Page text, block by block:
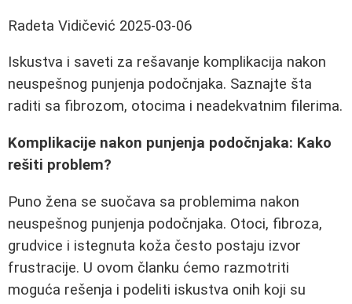
Radeta Vidičević 2025-03-06
Iskustva i saveti za rešavanje komplikacija nakon
neuspešnog punjenja podočnjaka. Saznajte šta
raditi sa fibrozom, otocima i neadekvatnim filerima.
Komplikacije nakon punjenja podočnjaka: Kako
rešiti problem?
Puno žena se suočava sa problemima nakon
neuspešnog punjenja podočnjaka. Otoci, fibroza,
grudvice i istegnuta koža često postaju izvor
frustracije. U ovom članku ćemo razmotriti
moguća rešenja i podeliti iskustva onih koji su